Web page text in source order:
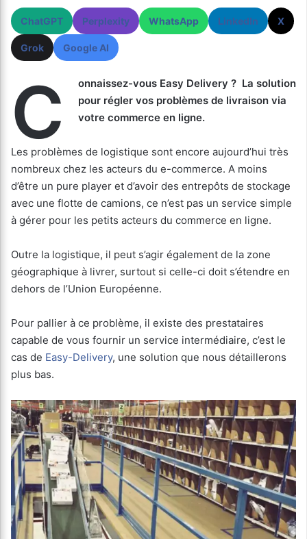
ChatGPT Perplexity WhatsApp LinkedIn X
Grok Google AI
C
onnaissez-vous Easy Delivery ? La solution
pour régler vos problèmes de livraison via
votre commerce en ligne.
Les problèmes de logistique sont encore aujourd’hui très
nombreux chez les acteurs du e-commerce. A moins
d’être un pure player et d’avoir des entrepôts de stockage
avec une flotte de camions, ce n’est pas un service simple
à gérer pour les petits acteurs du commerce en ligne.
Outre la logistique, il peut s’agir également de la zone
géographique à livrer, surtout si celle-ci doit s’étendre en
dehors de l’Union Européenne.
Pour pallier à ce problème, il existe des prestataires
capable de vous fournir un service intermédiaire, c’est le
cas de Easy-Delivery, une solution que nous détaillerons
plus bas.